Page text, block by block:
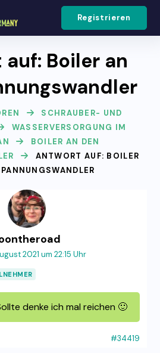
Registrieren
Boiler an
SCHRAUBER- UND
WASSERVERSORGUNG IM
BOILER AN DEN
ANTWORT AUF: BOILER
2021 um 22:15 Uhr
denke ich mal reichen 🙂
#34419